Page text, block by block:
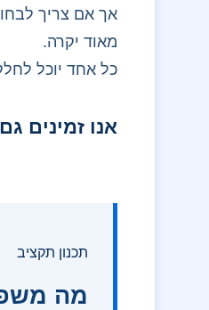
אך אם צריך
מאוד יקרה.
כל אחד יוכל
אנו זמינים גם
תכנון תקציב
מה